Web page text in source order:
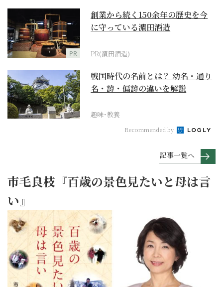
PR
創業から続く150余年の歴史を今
に守っている濵田酒造
PR(濵田酒造)
戦国時代の名前とは？ 幼名・通り
名・諱・偏諱の違いを解説
趣味･教養
Recommended by
記事一覧へ
市毛良枝『百歳の景色見たいと母は言
い』